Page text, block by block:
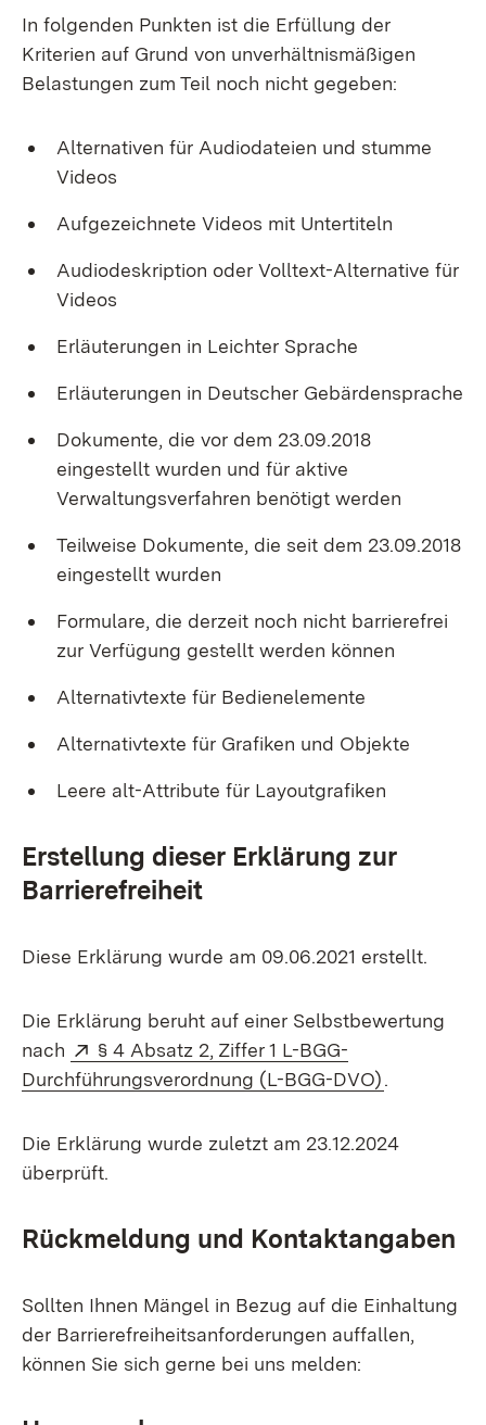
In folgenden Punkten ist die Erfüllung der
Kriterien auf Grund von unverhältnismäßigen
Belastungen zum Teil noch nicht gegeben:
Alternativen für Audiodateien und stumme
Videos
Aufgezeichnete Videos mit Untertiteln
Audiodeskription oder Volltext-Alternative für
Videos
Erläuterungen in Leichter Sprache
Erläuterungen in Deutscher Gebärdensprache
Dokumente, die vor dem 23.09.2018
eingestellt wurden und für aktive
Verwaltungsverfahren benötigt werden
Teilweise Dokumente, die seit dem 23.09.2018
eingestellt wurden
Formulare, die derzeit noch nicht barrierefrei
zur Verfügung gestellt werden können
Alternativtexte für Bedienelemente
Alternativtexte für Grafiken und Objekte
Leere alt-Attribute für Layoutgrafiken
Erstellung dieser Erklärung zur
Barrierefreiheit
Diese Erklärung wurde am 09.06.2021 erstellt.
Die Erklärung beruht auf einer Selbstbewertung
nach
Extern:
§ 4 Absatz 2, Ziffer 1 L-BGG-
Durchführungsverordnung (L-BGG-DVO).
Die Erklärung wurde zuletzt am 23.12.2024
überprüft.
Rückmeldung und Kontaktangaben
Sollten Ihnen Mängel in Bezug auf die Einhaltung
der Barrierefreiheitsanforderungen auffallen,
können Sie sich gerne bei uns melden: